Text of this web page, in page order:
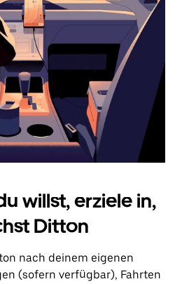
willst, erziele in,
Ditton
nach deinem eigenen
(sofern verfügbar), Fahrten